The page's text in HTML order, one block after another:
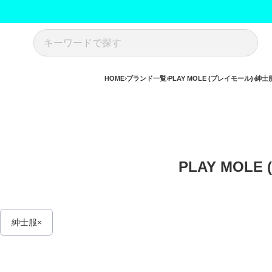
HOME ブランド一覧 PLAY MOLE (プレイモール) 紳士
PLAY MOLE
紳士服